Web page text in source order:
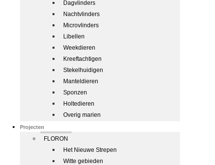
Dagvlinders
Nachtvlinders
Microvlinders
Libellen
Weekdieren
Kreeftachtigen
Stekelhuidigen
Manteldieren
Sponzen
Holtedieren
Overig marien
Projecten
FLORON
Het Nieuwe Strepen
Witte gebieden